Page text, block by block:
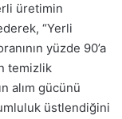
üretimin
“Yerli
yüzde 90’a
temizlik
alım gücünü
üstlendiğini